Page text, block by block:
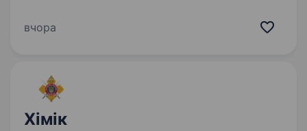
(ТМ «Хуторок», ТМ «LaPasta» та ін.) запрошує
вчора
Хімік